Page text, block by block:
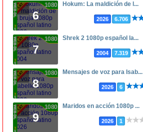
6
1080p Hokum: La maldición de l...
2026 6.706
7
1080p Shrek 2 1080p español la...
2004 7.319
8
1080p Mensajes de voz para Isab...
2026 6
9
1080p Maridos en acción 1080p ...
2026 1